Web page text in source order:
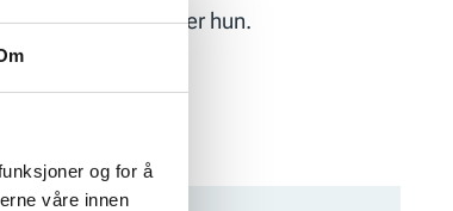
og for å
våre innen
stressreaksjon, sier hun.